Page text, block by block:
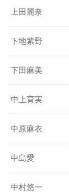
上田麗奈
下地紫野
下田麻美
中上育実
中原麻衣
中島愛
中村悠一